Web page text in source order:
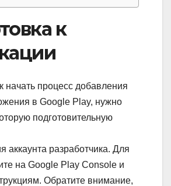
к
начать процесс добавления
в Google Play, нужно
подготовительную
аккаунта разработчика. Для
на Google Play Console и
Обратите внимание,